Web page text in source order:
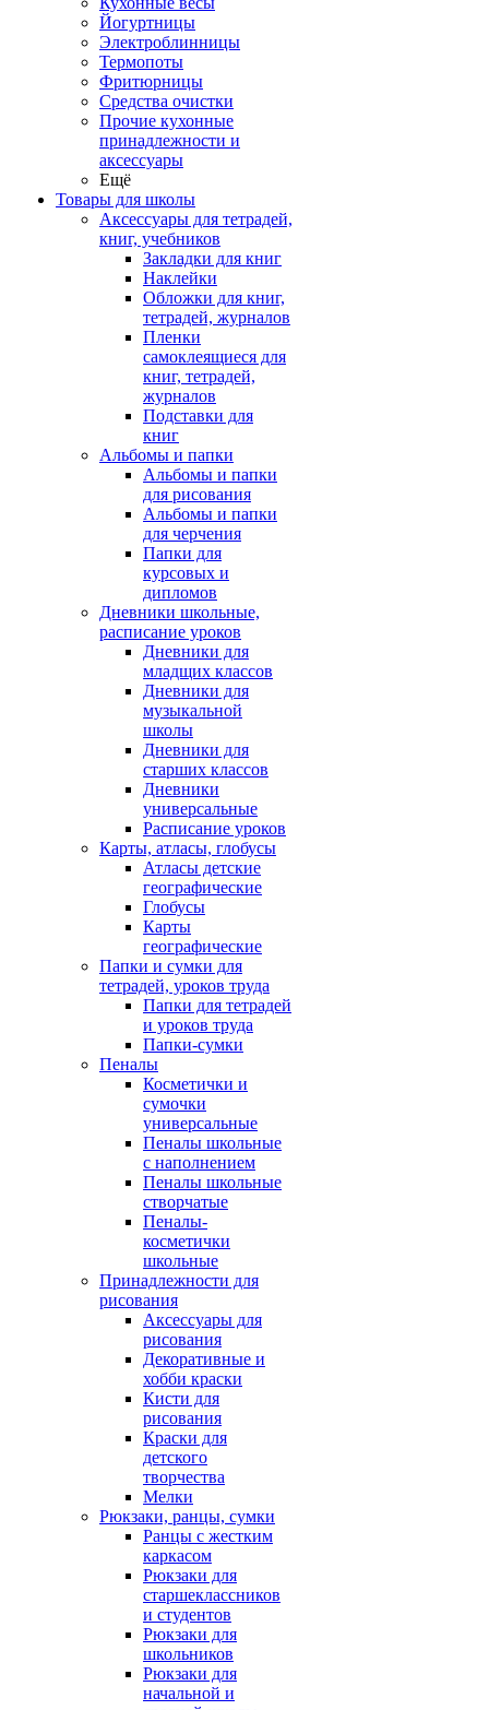
Йогуртницы
Электроблинницы
Термопоты
Фритюрницы
Средства очистки
Прочие кухонные
принадлежности и
аксессуары
Ещё
Товары для школы
Аксессуары для тетрадей,
книг, учебников
Закладки для книг
Наклейки
Обложки для книг,
тетрадей, журналов
Пленки
самоклеящиеся для
книг, тетрадей,
журналов
Подставки для
книг
Альбомы и папки
Альбомы и папки
для рисования
Альбомы и папки
для черчения
Папки для
курсовых и
дипломов
Дневники школьные,
расписание уроков
Дневники для
младщих классов
Дневники для
музыкальной
школы
Дневники для
старших классов
Дневники
универсальные
Расписание уроков
Карты, атласы, глобусы
Атласы детские
географические
Глобусы
Карты
географические
Папки и сумки для
тетрадей, уроков труда
Папки для тетрадей
и уроков труда
Папки-сумки
Пеналы
Косметички и
сумочки
универсальные
Пеналы школьные
с наполнением
Пеналы школьные
створчатые
Пеналы-
косметички
школьные
Принадлежности для
рисования
Аксессуары для
рисования
Декоративные и
хобби краски
Кисти для
рисования
Краски для
детского
творчества
Мелки
Рюкзаки, ранцы, сумки
Ранцы с жестким
каркасом
Рюкзаки для
старшеклассников
и студентов
Рюкзаки для
школьников
Рюкзаки для
начальной и